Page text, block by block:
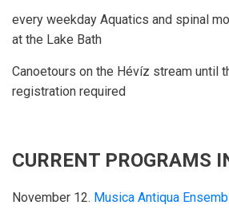
every weekday Aquatics and spinal
at the Lake Bath
Canoetours on the Hévíz stream until
registration required
CURRENT PROGRAMS
November 12. Musica Antiqua